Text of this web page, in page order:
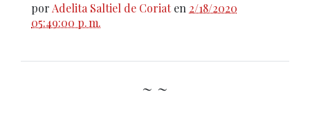
por Adelita Saltiel de Coriat en 2/18/2020
05:49:00 p. m.
~ ~